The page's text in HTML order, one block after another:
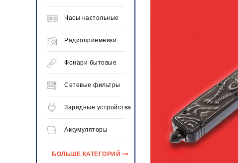
Часы настольные
Радиоприемники
Фонари бытовые
Сетевые фильтры
Зарядные устройства
Аккумуляторы
БОЛЬШЕ КАТЕГОРИЙ